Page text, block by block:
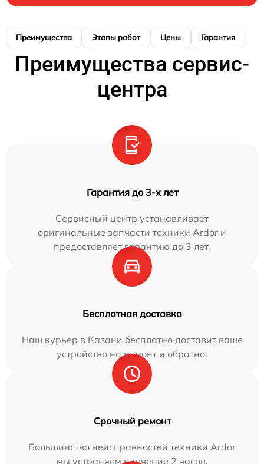
Преимущества Этапы работ Цены Гарантия
Преимущества сервис-
центра
Гарантия до 3-х лет
Сервисный центр устанавливает
оригинальные запчасти техники Ardor и
предоставляет гарантию до 3 лет.
Бесплатная доставка
Наш курьер в Казани бесплатно доставит ваше
устройство на ремонт и обратно.
Срочный ремонт
Большинство неисправностей техники Ardor
мы устраняем в течение 2 часов.